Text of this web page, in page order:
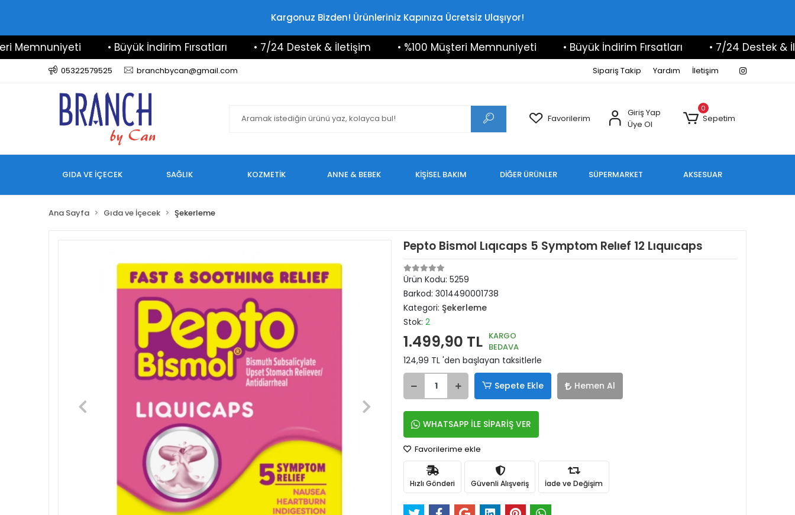
Kargonuz Bizden! Ürünleriniz Kapınıza Ücretsiz Ulaşıyor!
• Büyük İndirim Fırsatları • 7/24 Destek & İletişim • %100 Müşteri Memnuniyeti • Büyük İndirim Fırsatları • 7/24 Destek &
05322579525 branchbycan@gmail.com Sipariş Takip Yardım İletişim
Favorilerim
Giriş Yap
Üye Ol
0
Sepetim
GIDA VE İÇECEK SAĞLIK KOZMETİK ANNE & BEBEK KİŞİSEL BAKIM DİĞER ÜRÜNLER SÜPERMARKET AKSESUAR
Ana Sayfa Gıda ve İçecek Şekerleme
Pepto Bismol Lıqıcaps 5 Symptom Relıef 12 Lıquıcaps
Ürün Kodu: 5259
Barkod: 3014490001738
Kategori: Şekerleme
Stok: 2
1.499,90 TL KARGO
BEDAVA
124,99 TL 'den başlayan taksitlerle
Sepete Ekle Hemen Al
WHATSAPP İLE SİPARİŞ VER
Favorilerime ekle
Hızlı Gönderi Güvenli Alışveriş İade ve Değişim